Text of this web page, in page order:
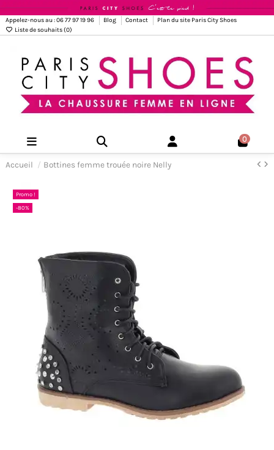
Appelez-nous au : 06 77 97 19 96 Blog Contact
Plan du site Paris City Shoes
Liste de souhaits (0)
0
Accueil Bottines femme trouée noire Nelly
Promo !
-80%